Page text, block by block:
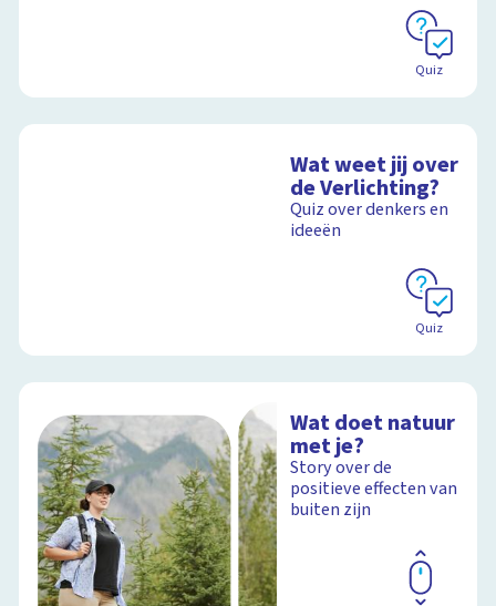
Quiz
Wat weet jij over
de Verlichting?
Quiz over denkers en
ideeën
Quiz
Wat doet natuur
met je?
Story over de
positieve effecten van
buiten zijn